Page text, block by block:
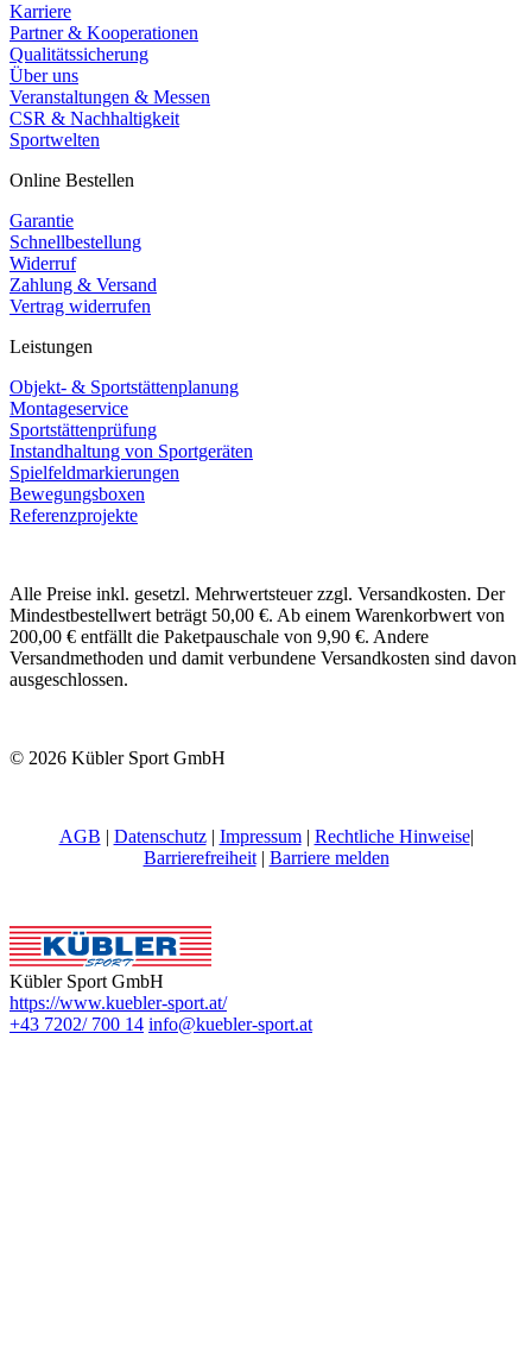
Karriere
Partner & Kooperationen
Qualitätssicherung
Über uns
Veranstaltungen & Messen
CSR & Nachhaltigkeit
Sportwelten
Online Bestellen
Garantie
Schnellbestellung
Widerruf
Zahlung & Versand
Vertrag widerrufen
Leistungen
Objekt- & Sportstättenplanung
Montageservice
Sportstättenprüfung
Instandhaltung von Sportgeräten
Spielfeldmarkierungen
Bewegungsboxen
Referenzprojekte
Alle Preise inkl. gesetzl. Mehrwertsteuer zzgl. Versandkosten. Der
Mindestbestellwert beträgt 50,00 €. Ab einem Warenkorbwert von
200,00 € entfällt die Paketpauschale von 9,90 €. Andere
Versandmethoden und damit verbundene Versandkosten sind davon
ausgeschlossen.
© 2026 Kübler Sport GmbH
AGB | Datenschutz| Impressum| Rechtliche Hinweise|
Barrierefreiheit| Barriere melden
Kübler Sport GmbH
https://www.kuebler-sport.at/
+43 7202/ 700 14 info@kuebler-sport.at